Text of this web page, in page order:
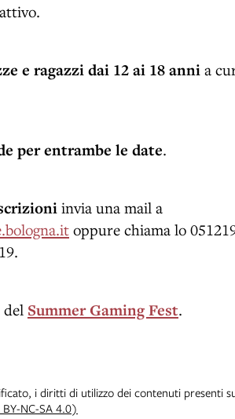
e ragazzi dai 12 ai 18 anni a
per entrambe le date.
invia una mail a
oppure chiama lo
Summer Gaming Fest.
i diritti di utilizzo dei contenuti presenti
NC-SA 4.0)